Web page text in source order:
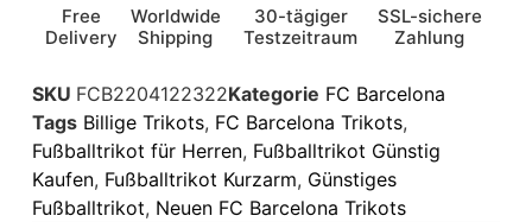
Free
Delivery
Worldwide
Shipping
30-tägiger
Testzeitraum
SSL-sichere
Zahlung
SKU FCB2204122322Kategorie FC Barcelona
Tags Billige Trikots, FC Barcelona Trikots,
Fußballtrikot für Herren, Fußballtrikot Günstig
Kaufen, Fußballtrikot Kurzarm, Günstiges
Fußballtrikot, Neuen FC Barcelona Trikots